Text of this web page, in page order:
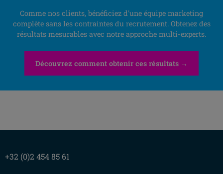
Comme nos clients, bénéficiez d'une équipe marketing
complète sans les contraintes du recrutement. Obtenez des
résultats mesurables avec notre approche multi-experts.
Découvrez comment obtenir ces résultats →
+32 (0)2 454 85 61